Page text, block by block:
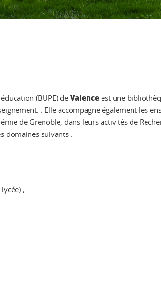
(BUPE) de Valence est une
. Elle accompagne également les
de Grenoble, dans leurs activités de
domaines suivants :
;